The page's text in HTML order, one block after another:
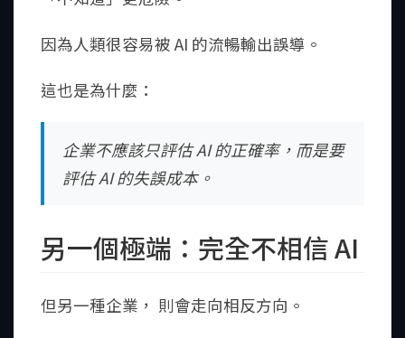
因為人類很容易被 AI 的流暢輸出誤導。
這也是為什麼：
企業不應該只評估 AI 的正確率，而是要
評估 AI 的失誤成本。
另一個極端：完全不相信 AI
但另一種企業， 則會走向相反方向。